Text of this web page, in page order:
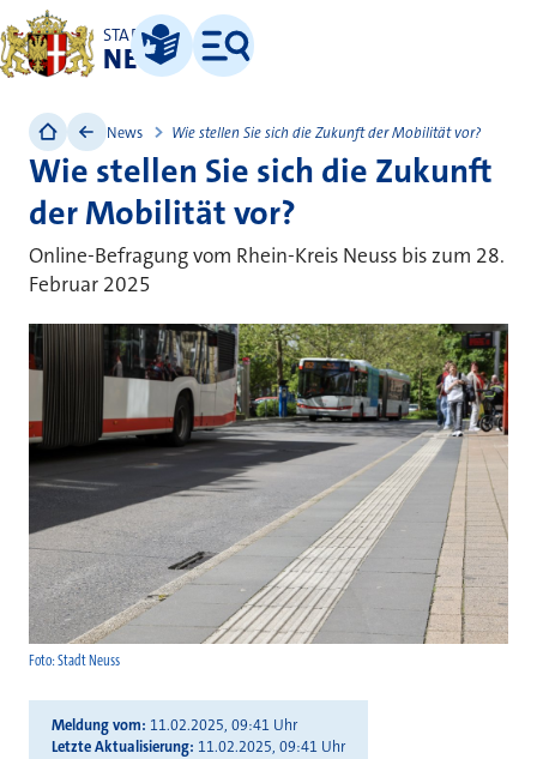
STADT
NEUSS
Leichte Sprache
Menü
Foto: Stadt Neuss
News Wie stellen Sie sich die Zukunft der Mobilität vor?
Wie stellen Sie sich die Zukunft
der Mobilität vor?
Online-Befragung vom Rhein-Kreis Neuss bis zum 28.
Februar 2025
Meldung vom 11.02.2025, 09:41 Uhr
Letzte Aktualisierung 11.02.2025, 09:41 Uhr